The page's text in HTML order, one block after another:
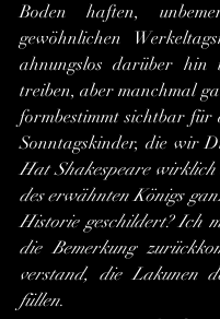
Boden haften,
gewöhnlichen
ahnungslos darüber hin
treiben, aber manchmal
formbestimmt sichtbar für
Hat Shakespeare
des erwähnten Königs
Historie geschildert? Ich
die Bemerkung
verstand, die Lakunen
füllen.